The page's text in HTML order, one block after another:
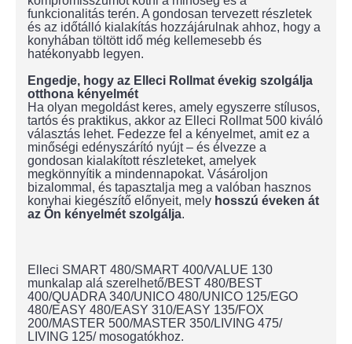
funkcionalitás terén. A gondosan tervezett részletek
és az időtálló kialakítás hozzájárulnak ahhoz, hogy a
konyhában töltött idő még kellemesebb és
hatékonyabb legyen.
Engedje, hogy az Elleci Rollmat évekig szolgálja
otthona kényelmét
Ha olyan megoldást keres, amely egyszerre stílusos,
tartós és praktikus, akkor az Elleci Rollmat 500 kiváló
választás lehet. Fedezze fel a kényelmet, amit ez a
minőségi edényszárító nyújt – és élvezze a
gondosan kialakított részleteket, amelyek
megkönnyítik a mindennapokat. Vásároljon
bizalommal, és tapasztalja meg a valóban hasznos
konyhai kiegészítő előnyeit, mely hosszú éveken át
az Ön kényelmét szolgálja.
Elleci SMART 480/SMART 400/VALUE 130
munkalap alá szerelhető/BEST 480/BEST
400/QUADRA 340/UNICO 480/UNICO 125/EGO
480/EASY 480/EASY 310/EASY 135/FOX
200/MASTER 500/MASTER 350/LIVING 475/
LIVING 125/ mosogatókhoz.